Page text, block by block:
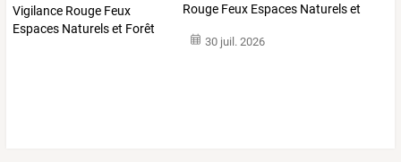
Rouge Feux Espaces Naturels et
30 juil. 2026